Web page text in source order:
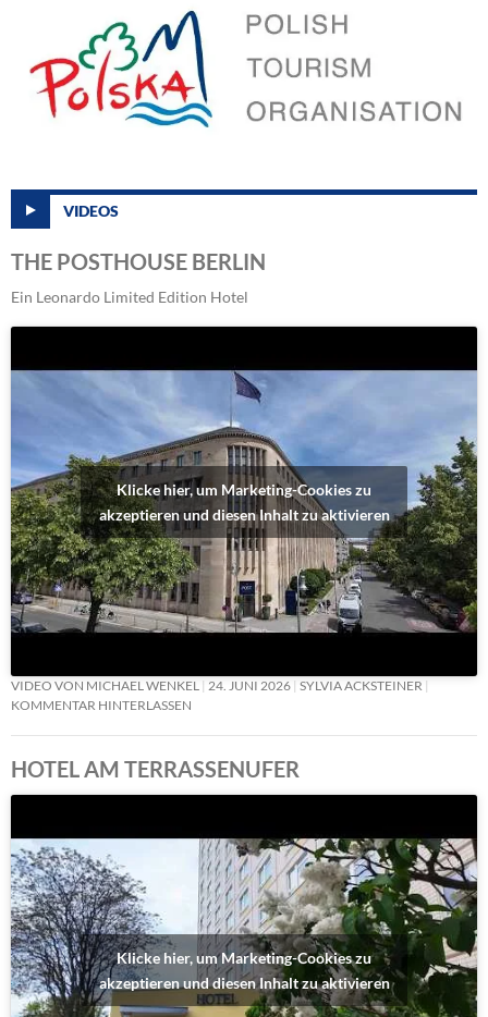
VIDEOS
THE POSTHOUSE BERLIN
Ein Leonardo Limited Edition Hotel
Klicke hier, um Marketing-Cookies zu
akzeptieren und diesen Inhalt zu aktivieren
VIDEO VON MICHAEL WENKEL 24. JUNI 2026 SYLVIA ACKSTEINER
KOMMENTAR HINTERLASSEN
HOTEL AM TERRASSENUFER
Klicke hier, um Marketing-Cookies zu
akzeptieren und diesen Inhalt zu aktivieren